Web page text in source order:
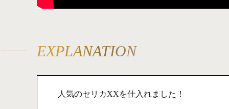
EXPLANATION
人気のセリカXXを仕入れました！